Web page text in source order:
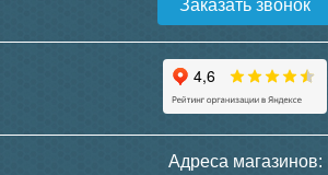
Заказать звонок
Адреса магазинов: